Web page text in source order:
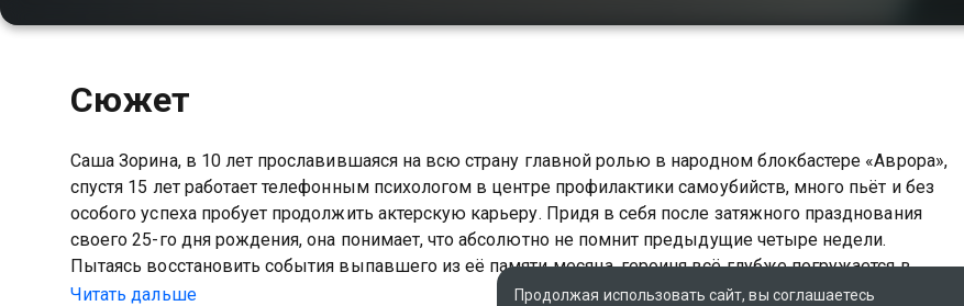
Сюжет
Саша Зорина, в 10 лет прославившаяся на всю страну главной ролью в народном блокбастере «Аврора»,
спустя 15 лет работает телефонным психологом в центре профилактики самоубийств, много пьёт и без
особого успеха пробует продолжить актерскую карьеру. Придя в себя после затяжного празднования
своего 25-го дня рождения, она понимает, что абсолютно не помнит предыдущие четыре недели.
Пытаясь восстановить события выпавшего из её памяти месяца, героиня всё глубже погружается в
своё прошлое, где всё оказывается значительно страшней и опасней, чем она думала.
Читать дальше Продолжая использовать сайт, вы соглашаетесь